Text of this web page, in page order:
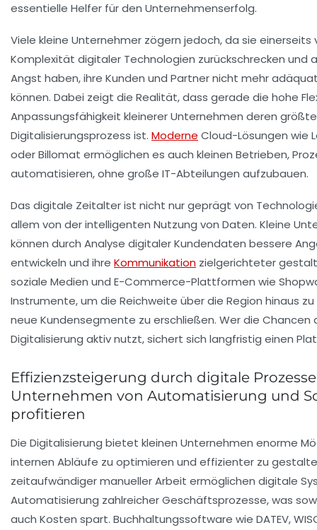
essentielle Helfer für den Unternehmenserfolg.
Viele kleine Unternehmer zögern jedoch, da sie einerseits
Komplexität digitaler Technologien zurückschrecken und
Angst haben, ihre Kunden und Partner nicht mehr
können. Dabei zeigt die Realität, dass gerade die hohe
Anpassungsfähigkeit kleinerer Unternehmen deren
Digitalisierungsprozess ist. Moderne Cloud-Lösungen wie
oder Billomat ermöglichen es auch kleinen Betrieben,
automatisieren, ohne große IT-Abteilungen aufzubauen.
Das digitale Zeitalter ist nicht nur geprägt von
allem von der intelligenten Nutzung von Daten. Kleine
können durch Analyse digitaler Kundendaten bessere
entwickeln und ihre Kommunikation zielgerichteter
soziale Medien und E-Commerce-Plattformen wie
Instrumente, um die Reichweite über die Region hinaus
neue Kundensegmente zu erschließen. Wer die Chancen
Digitalisierung aktiv nutzt, sichert sich langfristig einen
Effizienzsteigerung durch digitale
Unternehmen von Automatisierung und
profitieren
Die Digitalisierung bietet kleinen Unternehmen enorme
internen Abläufe zu optimieren und effizienter zu
zeitaufwändiger manueller Arbeit ermöglichen digitale
Automatisierung zahlreicher Geschäftsprozesse, was
auch Kosten spart. Buchhaltungssoftware wie DATEV,